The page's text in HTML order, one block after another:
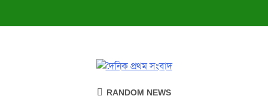
দৈনিক প্রথম সংবাদ
RANDOM NEWS